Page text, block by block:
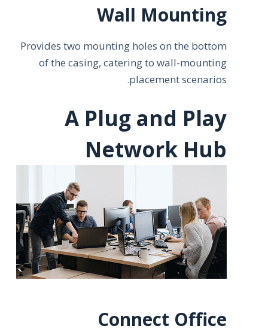
Wall Mounting
Provides two mounting holes on the bottom
of the casing, catering to wall-mounting
placement scenarios.
A Plug and Play
Network Hub
Connect Office